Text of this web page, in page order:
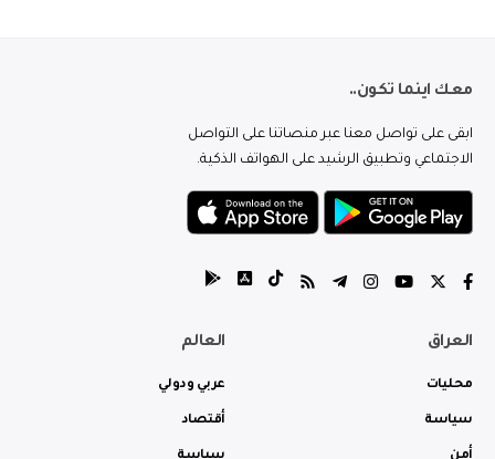
معك اينما تكون..
ابقى على تواصل معنا عبر منصاتنا على التواصل
الاجتماعي وتطبيق الرشيد على الهواتف الذكية.
العراق
محليات
سياسة
العالم
عربي ودولي
أقتصاد